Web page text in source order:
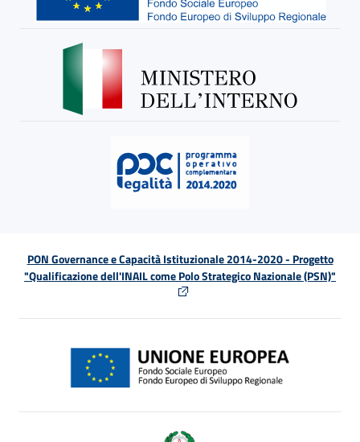
PON Governance e Capacità Istituzionale 2014-2020 - Progetto
"Qualificazione dell'INAIL come Polo Strategico Nazionale (PSN)"